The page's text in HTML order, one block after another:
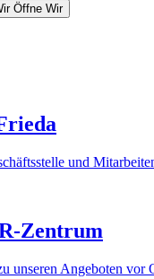
Öffne Wir
und
Zentrum
unseren Angeboten vor